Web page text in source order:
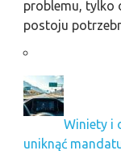
problemu, tylko
postoju
Winiety i
uniknąć